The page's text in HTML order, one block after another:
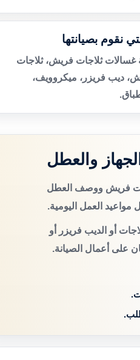
نقوم بصيانتها
غسالات ثلاجات فريش، ثلاجات
ديب فريزر، ميكروويف،
والعطل
فريش ووصف العطل
العمل اليومية.
أو الديب فريزر أو
على أعمال الصيانة.